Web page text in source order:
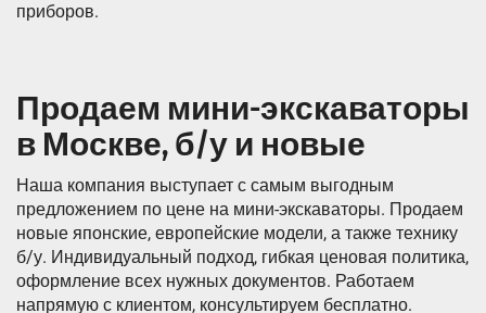
приборов.
Продаем мини-экскаваторы
в Москве, б/у и новые
Наша компания выступает с самым выгодным
предложением по цене на мини-экскаваторы. Продаем
новые японские, европейские модели, а также технику
б/у. Индивидуальный подход, гибкая ценовая политика,
оформление всех нужных документов. Работаем
напрямую с клиентом, консультируем бесплатно.